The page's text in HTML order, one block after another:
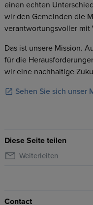
einen echten
wir den Gemeinden die
verantwortungsvoller mit
Das ist unsere Mission.
für die
wir eine nachhaltige
Sehen Sie sich unser
Diese Seite teilen
Weiterleiten
Contact